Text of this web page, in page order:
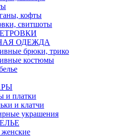
кофты
свитшоты
ОДЕЖДА
брюки, трико
костюмы
и платки
и клатчи
украшения